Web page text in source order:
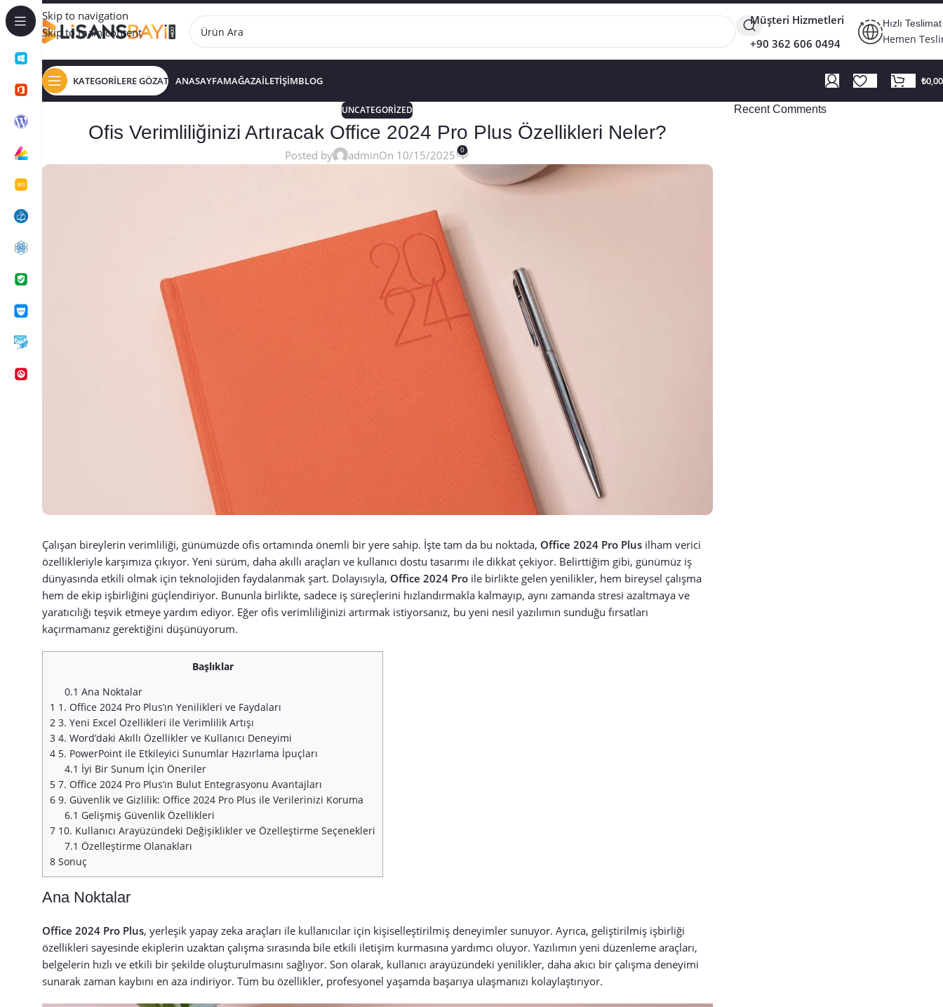
Skip to navigation
Skip to main content
Müşteri Hizmetleri
+90 362 606 0494
Hızlı Teslimat
Hemen
KATEGORİLERE GÖZAT ANASAYFAMAĞAZAİLETİŞİMBLOG ₺0,00
UNCATEGORIZED
Ofis Verimliliğinizi Artıracak Office 2024 Pro Plus Özellikleri Neler?
Posted by adminOn 10/15/2025 0
Çalışan bireylerin verimliliği, günümüzde ofis ortamında önemli bir yere sahip. İşte tam da bu noktada, Office 2024 Pro Plus ilham verici
özellikleriyle karşımıza çıkıyor. Yeni sürüm, daha akıllı araçları ve kullanıcı dostu tasarımı ile dikkat çekiyor. Belirttiğim gibi, günümüz iş
dünyasında etkili olmak için teknolojiden faydalanmak şart. Dolayısıyla, Office 2024 Pro ile birlikte gelen yenilikler, hem bireysel çalışma
hem de ekip işbirliğini güçlendiriyor. Bununla birlikte, sadece iş süreçlerini hızlandırmakla kalmayıp, aynı zamanda stresi azaltmaya ve
yaratıcılığı teşvik etmeye yardım ediyor. Eğer ofis verimliliğinizi artırmak istiyorsanız, bu yeni nesil yazılımın sunduğu fırsatları
kaçırmamanız gerektiğini düşünüyorum.
Başlıklar
0.1 Ana Noktalar
1 1. Office 2024 Pro Plus’ın Yenilikleri ve Faydaları
2 3. Yeni Excel Özellikleri ile Verimlilik Artışı
3 4. Word’daki Akıllı Özellikler ve Kullanıcı Deneyimi
4 5. PowerPoint ile Etkileyici Sunumlar Hazırlama İpuçları
4.1 İyi Bir Sunum İçin Öneriler
5 7. Office 2024 Pro Plus’ın Bulut Entegrasyonu Avantajları
6 9. Güvenlik ve Gizlilik: Office 2024 Pro Plus ile Verilerinizi Koruma
6.1 Gelişmiş Güvenlik Özellikleri
7 10. Kullanıcı Arayüzündeki Değişiklikler ve Özelleştirme Seçenekleri
7.1 Özelleştirme Olanakları
8 Sonuç
Ana Noktalar
Office 2024 Pro Plus, yerleşik yapay zeka araçları ile kullanıcılar için kişiselleştirilmiş deneyimler sunuyor. Ayrıca, geliştirilmiş işbirliği
özellikleri sayesinde ekiplerin uzaktan çalışma sırasında bile etkili iletişim kurmasına yardımcı oluyor. Yazılımın yeni düzenleme araçları,
belgelerin hızlı ve etkili bir şekilde oluşturulmasını sağlıyor. Son olarak, kullanıcı arayüzündeki yenilikler, daha akıcı bir çalışma deneyimi
sunarak zaman kaybını en aza indiriyor. Tüm bu özellikler, profesyonel yaşamda başarıya ulaşmanızı kolaylaştırıyor.
Recent Comments